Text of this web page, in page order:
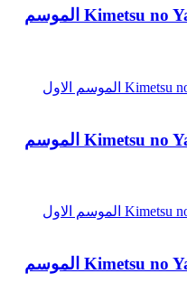
انمي قاتل الشياطين Kimetsu no Yaiba الموسم
انمي قاتل الشياطين Kimetsu no Yaiba الموسم
انمي قاتل الشياطين Kimetsu no Yaiba الموسم